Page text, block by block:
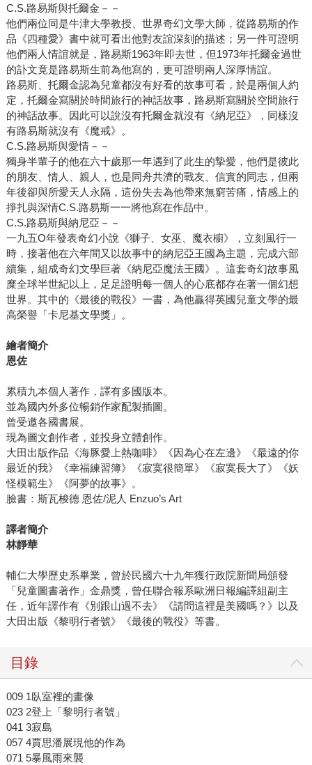
C.S.路易斯與托爾金－－
他們兩位同是牛津大學教授、世界奇幻文學大師，從路易斯的作
品《四種愛》書中就可看出他對友誼深刻的描述；另一件可證明
他們兩人情誼就是，路易斯1963年即去世，但1973年托爾金過世
的訃文竟是路易斯生前為他寫的，更可證明兩人深厚情誼。
路易斯、托爾金認為兒童都沒有好看的故事可看，於是兩個人約
定，托爾金寫關於時間旅行的神話故事，路易斯寫關於空間旅行
的神話故事。因此可以說沒有托爾金就沒有《納尼亞》，同樣沒
有路易斯就沒有《魔戒》。
C.S.路易斯與愛情－－
獨身半輩子的他在六十歲那一年遇到了此生的摯愛，他們是彼此
的朋友、情人、親人，也是同舟共濟的戰友、信實的同志，但兩
年後卻與所愛天人永隔，這份失去為他帶來無窮苦痛，情感上的
掙扎與深情C.S.路易斯一一將他寫在作品中。
C.S.路易斯與納尼亞－－
一九五O年發表奇幻小說《獅子、女巫、魔衣櫥》，立刻風行一
時，接著他在六年間又以故事中的納尼亞王國為主題，完成六部
續集，組成奇幻文學巨著《納尼亞魔法王國》。這套奇幻故事風
糜全球半世紀以上，足足證明每一個人的心底都存在著一個幻想
世界。其中的《最後的戰役》一書，為他贏得英國兒童文學的最
高榮譽「卡尼基文學獎」。
繪者簡介
恩佐
累積九本個人著作，譯有多國版本。
並為國內外多位暢銷作家配製插圖。
曾受邀各國書展。
現為圖文創作者，並投身立體創作。
大田出版作品《海豚愛上熱咖啡》《因為心在左邊》《最遠的你
最近的我》《幸福練習簿》《寂寞很簡單》《寂寞長大了》《妖
怪模範生》《阿夢的故事》。
臉書：斯瓦梭德 恩佐/泥人 Enzuo’s Art
譯者簡介
林靜華
輔仁大學歷史系畢業，曾於民國六十九年獲行政院新聞局頒發
「兒童圖書著作」金鼎獎，曾任聯合報系歐洲日報編譯組副主
任，近年譯作有《別跟山過不去》《請問這裡是美國嗎？》以及
大田出版《黎明行者號》《最後的戰役》等書。
目錄
009 1臥室裡的畫像
023 2登上「黎明行者號」
041 3寂島
057 4賈思潘展現他的作為
071 5暴風雨來襲